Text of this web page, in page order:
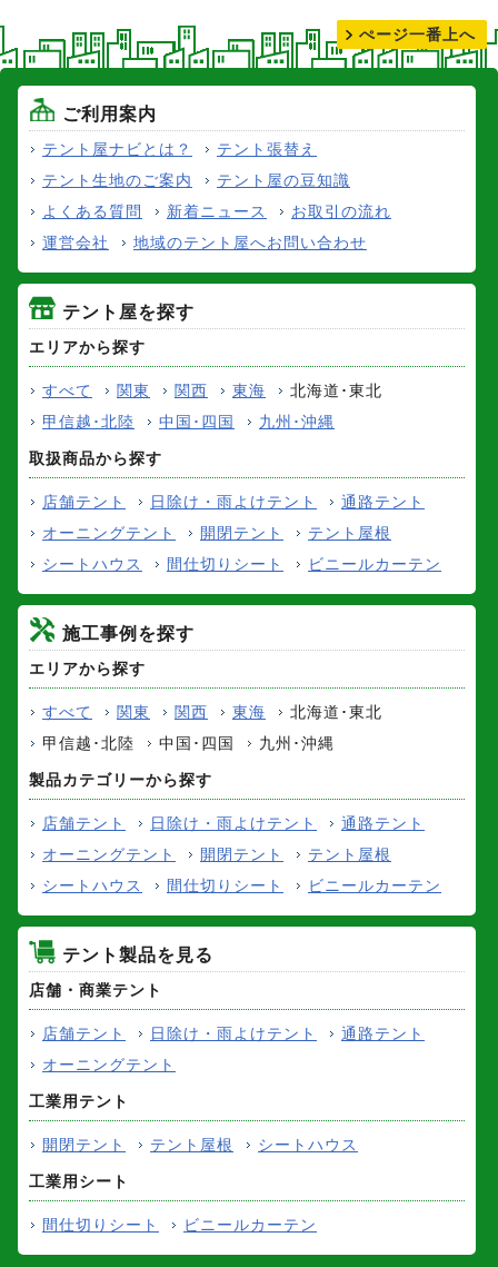
ぺージ一番上へ
ご利用案内
テント屋ナビとは？
テント張替え
テント生地のご案内
テント屋の豆知識
よくある質問
新着ニュース
お取引の流れ
運営会社
地域のテント屋へお問い合わせ
テント屋を探す
エリアから探す
すべて 関東 関西 東海
北海道･東北
甲信越･北陸
中国･四国 九州･沖縄
取扱商品から探す
店舗テント 日除け・雨よけテント
通路テント
オーニングテント
開閉テント
テント屋根
シートハウス
間仕切りシート ビニールカーテン
施工事例を探す
エリアから探す
すべて 関東 関西 東海
北海道･東北
甲信越･北陸
中国･四国 九州･沖縄
製品カテゴリーから探す
店舗テント 日除け・雨よけテント
通路テント
オーニングテント
開閉テント
テント屋根
シートハウス
間仕切りシート ビニールカーテン
テント製品を見る
店舗・商業テント
店舗テント 日除け・雨よけテント
通路テント
オーニングテント
工業用テント
開閉テント テント屋根 シートハウス
工業用シート
間仕切りシート ビニールカーテン